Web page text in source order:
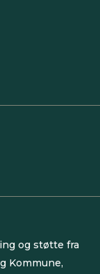
og støtte fra
Kommune,